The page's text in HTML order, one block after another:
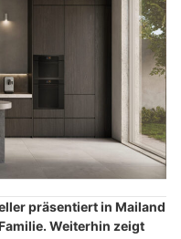
präsentiert in Mailand
Weiterhin zeigt